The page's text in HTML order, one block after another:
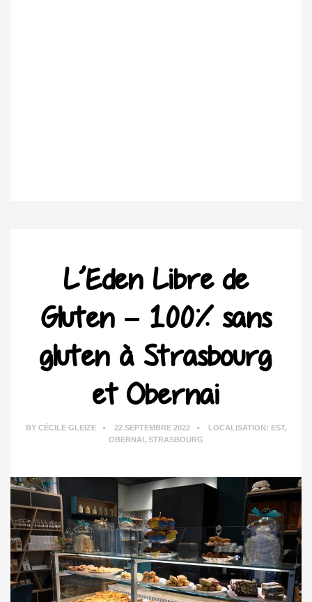
L’Eden Libre de
Gluten – 100% sans
gluten à Strasbourg
et Obernai
BY CÉCILE GLEIZE 22 SEPTEMBRE 2022 LOCALISATION: EST,
OBERNAI, STRASBOURG